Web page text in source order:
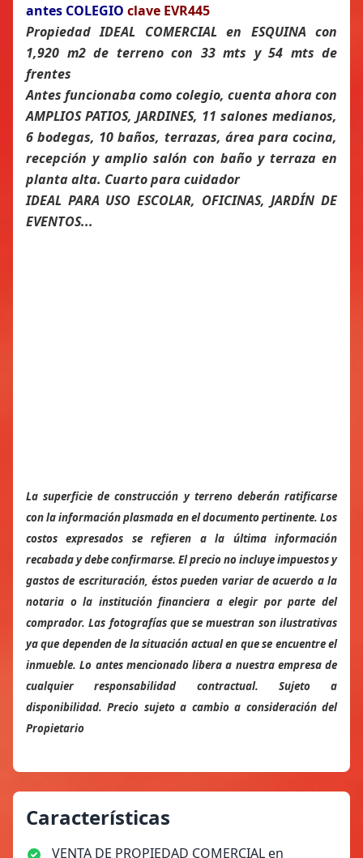
antes COLEGIO clave EVR445
Propiedad IDEAL COMERCIAL en ESQUINA con
1,920 m2 de terreno con 33 mts y 54 mts de
frentes
Antes funcionaba como colegio, cuenta ahora con
AMPLIOS PATIOS, JARDINES, 11 salones medianos,
6 bodegas, 10 baños, terrazas, área para cocina,
recepción y amplio salón con baño y terraza en
planta alta. Cuarto para cuidador
IDEAL PARA USO ESCOLAR, OFICINAS, JARDÍN DE
EVENTOS...
La superficie de construcción y terreno deberán ratificarse
con la información plasmada en el documento pertinente. Los
costos expresados se refieren a la última información
recabada y debe confirmarse. El precio no incluye impuestos y
gastos de escrituración, éstos pueden variar de acuerdo a la
notaria o la institución financiera a elegir por parte del
comprador. Las fotografías que se muestran son ilustrativas
ya que dependen de la situación actual en que se encuentre el
inmueble. Lo antes mencionado libera a nuestra empresa de
cualquier responsabilidad contractual. Sujeto a
disponibilidad. Precio sujeto a cambio a consideración del
Propietario
Características
VENTA DE PROPIEDAD COMERCIAL en